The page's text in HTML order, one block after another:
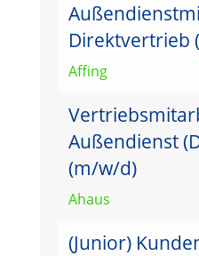
Direktvertrieb
Affing
Außendienst
(m/w/d)
Ahaus
(Junior)